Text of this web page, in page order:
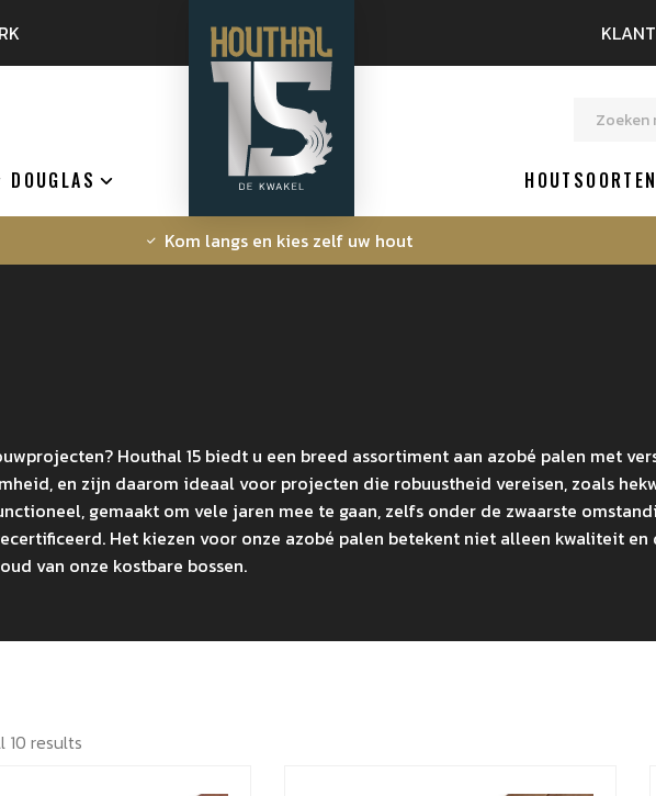
DOUGLAS HOUTSOORTEN
Kom langs en kies zelf uw hout
Houthal 15 biedt u een breed assortiment aan azobé palen met
en zijn daarom ideaal voor projecten die robuustheid vereisen, zoals
gemaakt om vele jaren mee te gaan, zelfs onder de zwaarste
Het kiezen voor onze azobé palen betekent niet alleen kwaliteit
van onze kostbare bossen.
10 results